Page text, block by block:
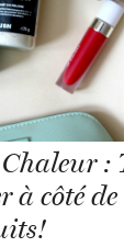
:
à côté de